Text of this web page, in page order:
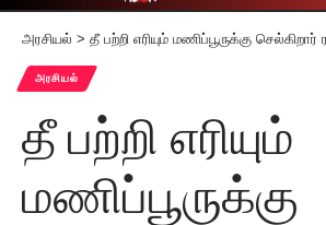
அரசியல் > தீ பற்றி எரியும் மணிப்பூருக்கு செல்கிறார்
அரசியல்
தீ பற்றி எரியும்
மணிப்பூருக்கு